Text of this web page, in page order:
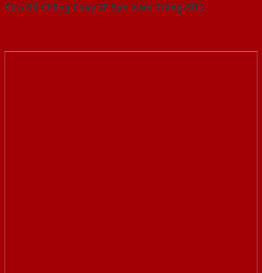
Cửa Gỗ Chống Cháy 2P Sơn Xám Trắng-SGD